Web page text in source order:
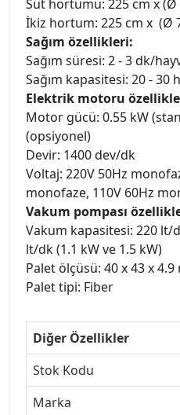
Süt hortumu: 225 cm x (Ø
İkiz hortum: 225 cm x (Ø
Sağım özellikleri:
Sağım süresi: 2 - 3 dk/
Sağım kapasitesi: 20 - 30
Elektrik motoru
Motor gücü: 0.55 kW
(opsiyonel)
Devir: 1400 dev/dk
Voltaj: 220V 50Hz
monofaze, 110V 60Hz
Vakum pompası
Vakum kapasitesi: 220 lt/
lt/dk (1.1 kW ve 1.5 kW)
Palet ölçüsü: 40 x 43 x 4.9
Palet tipi: Fiber
Diğer Özellikler
Stok Kodu
Marka